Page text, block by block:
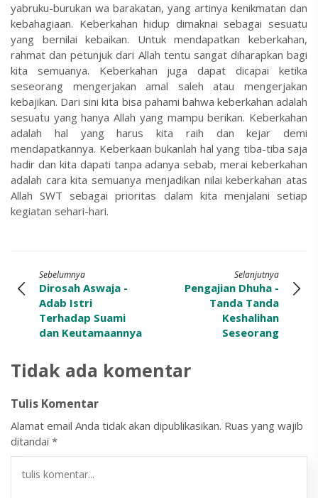
yabruku-burukan wa barakatan, yang artinya kenikmatan dan
kebahagiaan. Keberkahan hidup dimaknai sebagai sesuatu
yang bernilai kebaikan. Untuk mendapatkan keberkahan,
rahmat dan petunjuk dari Allah tentu sangat diharapkan bagi
kita semuanya. Keberkahan juga dapat dicapai ketika
seseorang mengerjakan amal saleh atau mengerjakan
kebajikan. Dari sini kita bisa pahami bahwa keberkahan adalah
sesuatu yang hanya Allah yang mampu berikan. Keberkahan
adalah hal yang harus kita raih dan kejar demi
mendapatkannya. Keberkaan bukanlah hal yang tiba-tiba saja
hadir dan kita dapati tanpa adanya sebab, merai keberkahan
adalah cara kita semuanya menjadikan nilai keberkahan atas
Allah SWT sebagai prioritas dalam kita menjalani setiap
kegiatan sehari-hari.
Sebelumnya
Dirosah Aswaja -
Adab Istri
Terhadap Suami
dan Keutamaannya
Selanjutnya
Pengajian Dhuha -
Tanda Tanda
Keshalihan
Seseorang
Tidak ada komentar
Tulis Komentar
Alamat email Anda tidak akan dipublikasikan. Ruas yang wajib
ditandai *